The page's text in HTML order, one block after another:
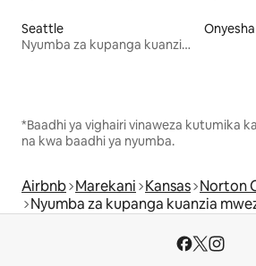
Seattle
Nyumba za kupanga kuanzia mwezi mmoja
*Baadhi ya vighairi vinaweza kutumika
na kwa baadhi ya nyumba.
Airbnb Marekani Kansas Norton
Nyumba za kupanga kuanzia